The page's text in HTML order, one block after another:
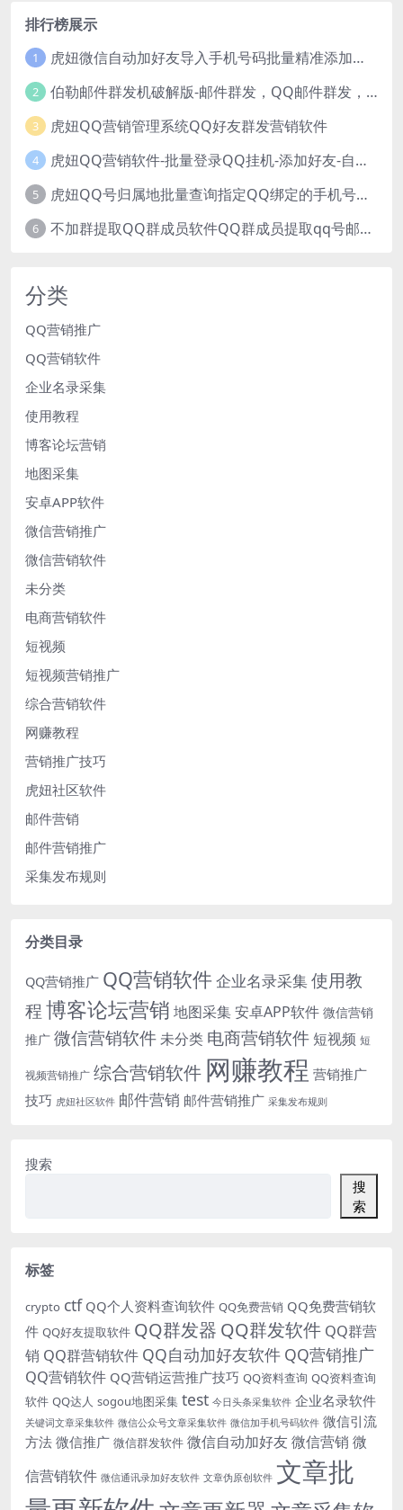
排行榜展示
1 虎妞微信自动加好友导入手机号码批量精准添加客户售营销软件微商工具
2 伯勒邮件群发机破解版-邮件群发，QQ邮件群发，邮件群发软件，伯乐邮件群发工具，邮件群发器
3 虎妞QQ营销管理系统QQ好友群发营销软件
4 虎妞QQ营销软件-批量登录QQ挂机-添加好友-自动加群-群发消息-临时会话
5 虎妞QQ号归属地批量查询指定QQ绑定的手机号软件
6 不加群提取QQ群成员软件QQ群成员提取qq号邮箱软件
分类
QQ营销推广
QQ营销软件
企业名录采集
使用教程
博客论坛营销
地图采集
安卓APP软件
微信营销推广
微信营销软件
未分类
电商营销软件
短视频
短视频营销推广
综合营销软件
网赚教程
营销推广技巧
虎妞社区软件
邮件营销
邮件营销推广
采集发布规则
分类目录
QQ营销推广 QQ营销软件企业名录采集使用教
程博客论坛营销 地图采集安卓APP软件 微信营销
推广 微信营销软件未分类 电商营销软件短视频 短
视频营销推广 综合营销软件 网赚教程 营销推广
技巧 虎妞社区软件 邮件营销 邮件营销推广 采集发布规则
搜索
搜
索
标签
crypto ctf QQ个人资料查询软件 QQ免费营销 QQ免费营销软
件 QQ好友提取软件 QQ群发器 QQ群发软件 QQ群营
销 QQ群营销软件 QQ自动加好友软件 QQ营销推广
QQ营销软件 QQ营销运营推广技巧 QQ资料查询 QQ资料查询
软件 QQ达人 sogou地图采集 test 今日头条采集软件 企业名录软件
关键词文章采集软件 微信公众号文章采集软件 微信加手机号码软件 微信引流
方法 微信推广 微信群发软件 微信自动加好友 微信营销 微
信营销软件 微信通讯录加好友软件 文章伪原创软件 文章批